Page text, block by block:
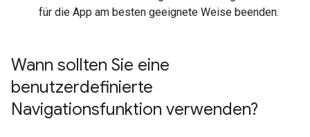
für die App am besten geeignete Weise beenden.
Wann sollten Sie eine
benutzerdefinierte
Navigationsfunktion verwenden?